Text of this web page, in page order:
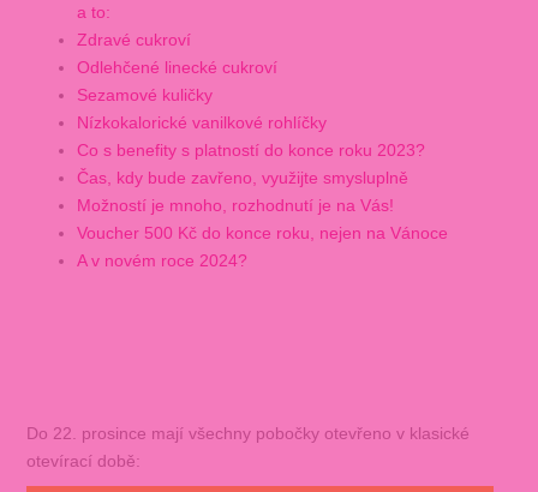
a to:
Zdravé cukroví
Odlehčené linecké cukroví
Sezamové kuličky
Nízkokalorické vanilkové rohlíčky
Co s benefity s platností do konce roku 2023?
Čas, kdy bude zavřeno, využijte smysluplně
Možností je mnoho, rozhodnutí je na Vás!
Voucher 500 Kč do konce roku, nejen na Vánoce
A v novém roce 2024?
Do 22. prosince mají všechny pobočky otevřeno v klasické
otevírací době: